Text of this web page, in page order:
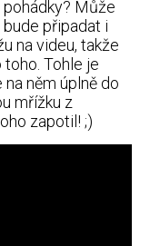
Může
připadat i
na videu, takže
Tohle je
něm úplně do
mřížku z
zapotil! ;)